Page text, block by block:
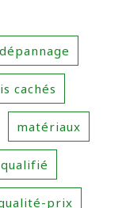
dépannage
cachés
matériaux
prix